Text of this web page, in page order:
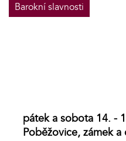
Barokní slavnosti
pátek a sobota 14. -
Poběžovice, zámek a